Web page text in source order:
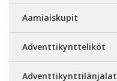
Aamiaiskupit
Adventtikyntteliköt
Adventtikynttilänjalat